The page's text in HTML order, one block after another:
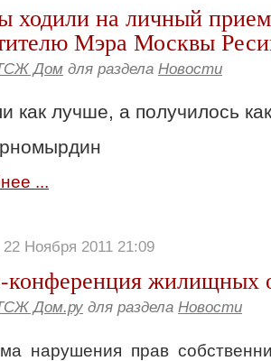
ходили на личный
Мэра Москвы
Дом для раздела Новости
как лучше, а получилось
...
22 Ноября 2011 21:09
конференция жилищных
Дом.ру для раздела Новости
нарушения прав